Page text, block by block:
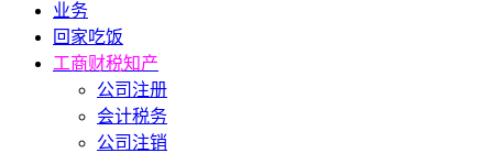
业务
回家吃饭
工商财税知产
公司注册
会计税务
公司注销